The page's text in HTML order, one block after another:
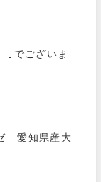
でございま
愛知県産大